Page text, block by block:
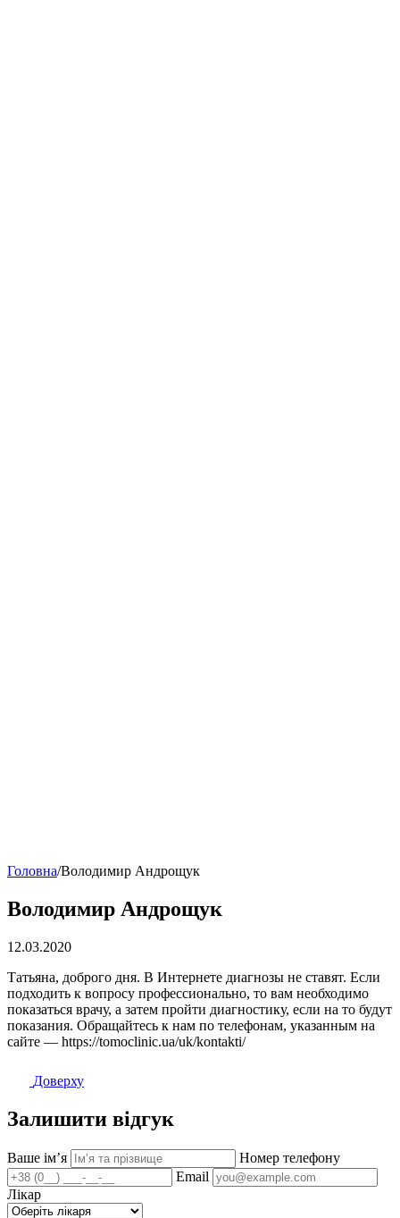
Головна/Володимир Андрощук
Володимир Андрощук
12.03.2020
Татьяна, доброго дня. В Интернете диагнозы не ставят. Если
подходить к вопросу профессионально, то вам необходимо
показаться врачу, а затем пройти диагностику, если на то будут
показания. Обращайтесь к нам по телефонам, указанным на
сайте — https://tomoclinic.ua/uk/kontakti/
Доверху
Залишити відгук
Ваше імʼя
Номер телефону
Email
Лікар